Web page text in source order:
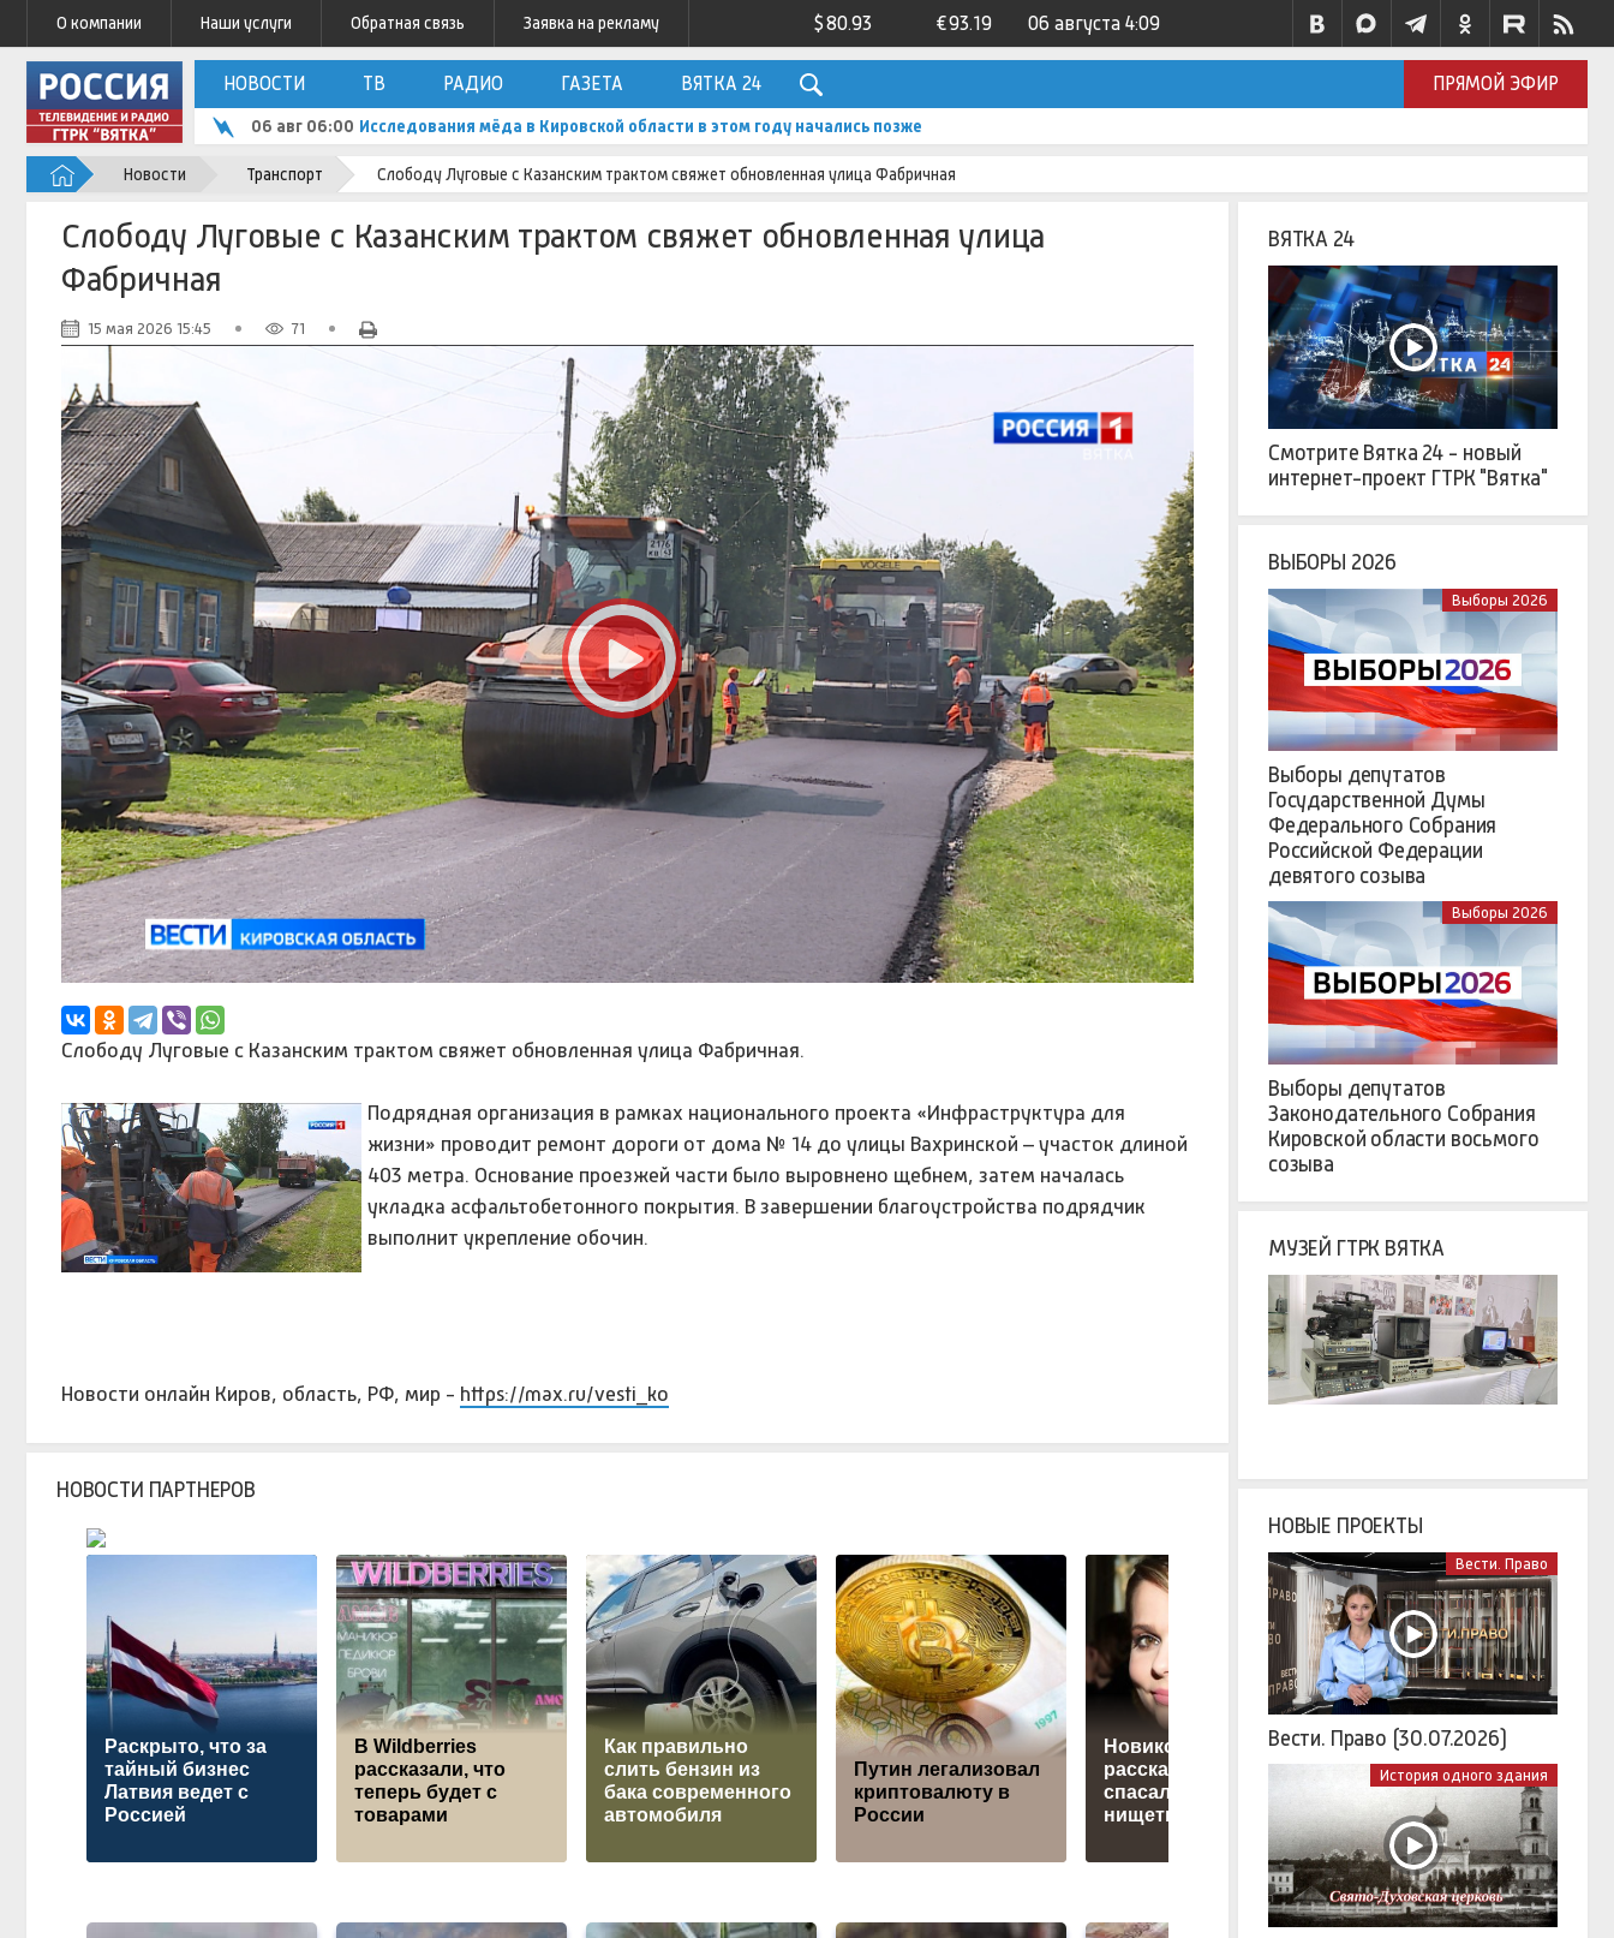
О компании Наши услуги Обратная связь Заявка на рекламу $80.93 €93.19 06 августа 4:09
НОВОСТИ ТВ РАДИО ГАЗЕТА ВЯТКА 24 ПРЯМОЙ ЭФИР
06 авг 06:00 Исследования мёда в Кировской области в этом году начались позже
Новости Транспорт Слободу Луговые с Казанским трактом свяжет обновленная улица Фабричная
Слободу Луговые с Казанским трактом свяжет обновленная улица
Фабричная
15 мая 2026 15:45 71
Слободу Луговые с Казанским трактом свяжет обновленная улица Фабричная.
Подрядная организация в рамках национального проекта «Инфраструктура для
жизни» проводит ремонт дороги от дома № 14 до улицы Вахринской – участок длиной
403 метра. Основание проезжей части было выровнено щебнем, затем началась
укладка асфальтобетонного покрытия. В завершении благоустройства подрядчик
выполнит укрепление обочин.
Новости онлайн Киров, область, РФ, мир - https://max.ru/vesti_ko
НОВОСТИ ПАРТНЕРОВ
Раскрыто, что за
тайный бизнес
Латвия ведет с
Россией
В Wildberries
рассказали, что
теперь будет с
товарами
Как правильно
слить бензин из
бака современного
автомобиля
Путин легализовал
криптовалюту в
России
Новикова
рассказала, как
спасалась от
нищеты
Испанцы
пожаловались на
нехватку ресурсов
после пожаров
ВЯТКА 24
Смотрите Вятка 24 - новый
интернет-проект ГТРК "Вятка"
ВЫБОРЫ 2026
Выборы 2026
Выборы депутатов
Государственной Думы
Федерального Собрания
Российской Федерации
девятого созыва
Выборы 2026
Выборы депутатов
Законодательного Собрания
Кировской области восьмого
созыва
МУЗЕЙ ГТРК ВЯТКА
НОВЫЕ ПРОЕКТЫ
Вести. Право
Вести. Право (30.07.2026)
История одного здания